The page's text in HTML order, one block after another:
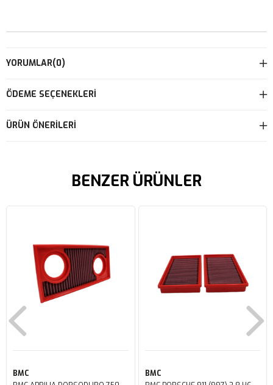
YORUMLAR(0)
ÖDEME SEÇENEKLERI
ÜRÜN ÖNERILERI
BENZER ÜRÜNLER
BMC
BMC